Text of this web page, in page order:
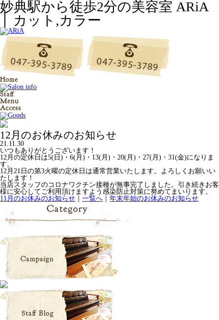
妙典駅から徒歩2分の美容室 ARiA
│ カット,カラー
12月のお休みのお知らせ
21.11.30
いつもありがとうございます！
12月の定休日は5(日)・6(月)・13(月)・20(月)・27(月)・31(金)になりま
す。
12月21日の第3火曜の定休日は通常営業いたします。よろしくお願いい
たします！
当店スタッフのコロナワクチン接種が無事完了しました。引き続きお客
様に安心してご利用頂けますよう感染防止対策に努めてまいります。
11月のお休みのお知らせ
一覧へ 年末年始のお休みのお知らせ